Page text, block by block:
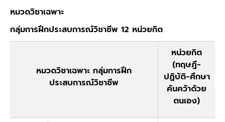
หมวดวิชาเฉพาะ
กลุ่มการฝึกประสบการณ์วิชาชีพ 12 หน่วยกิต
หมวดวิชาเฉพาะ กลุ่มการฝึก
ประสบการณ์วิชาชีพ
หน่วยกิต
(ทฤษฎี-
ปฏิบัติ-ศึกษา
ค้นคว้าด้วย
ตนเอง)